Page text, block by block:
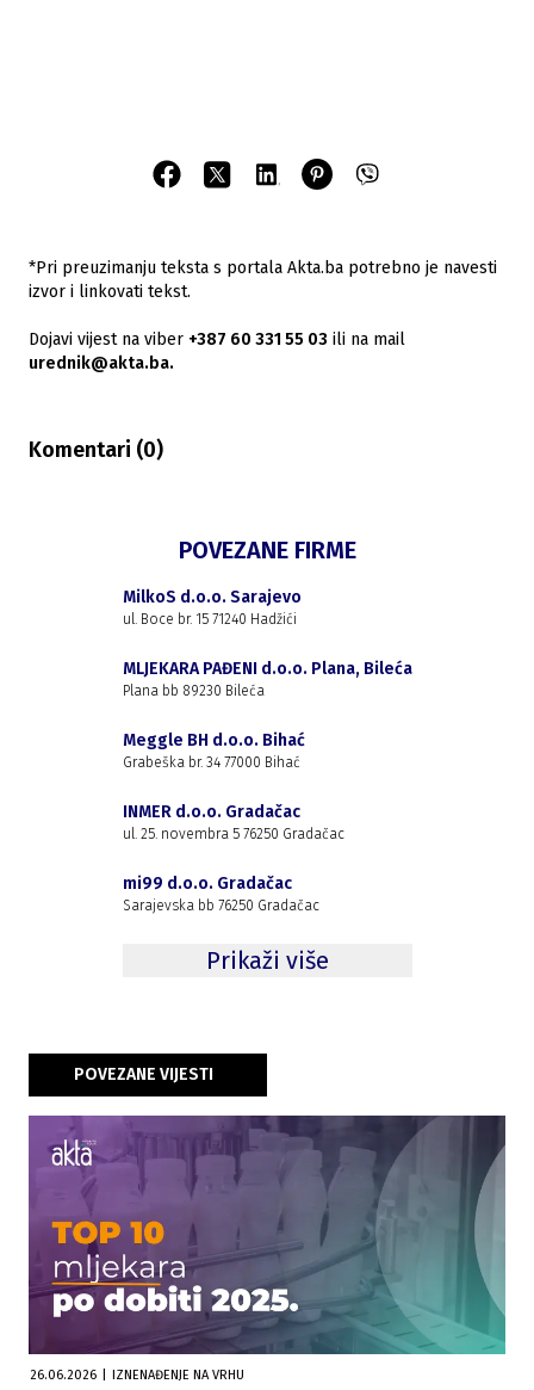
*Pri preuzimanju teksta s portala Akta.ba potrebno je navesti
izvor i linkovati tekst.
Dojavi vijest na viber +387 60 331 55 03 ili na mail
urednik@akta.ba.
Komentari (0)
POVEZANE FIRME
MilkoS d.o.o. Sarajevo
ul. Boce br. 15 71240 Hadžići
MLJEKARA PAĐENI d.o.o. Plana, Bileća
Plana bb 89230 Bileća
Meggle BH d.o.o. Bihać
Grabeška br. 34 77000 Bihać
INMER d.o.o. Gradačac
ul. 25. novembra 5 76250 Gradačac
mi99 d.o.o. Gradačac
Sarajevska bb 76250 Gradačac
Prikaži više
POVEZANE VIJESTI
26.06.2026 IZNENAĐENJE NA VRHU